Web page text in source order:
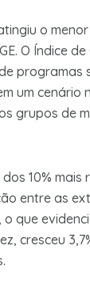
o
O Índice de
programas
um cenário
grupos de
10% mais
entre as
o que
cresceu